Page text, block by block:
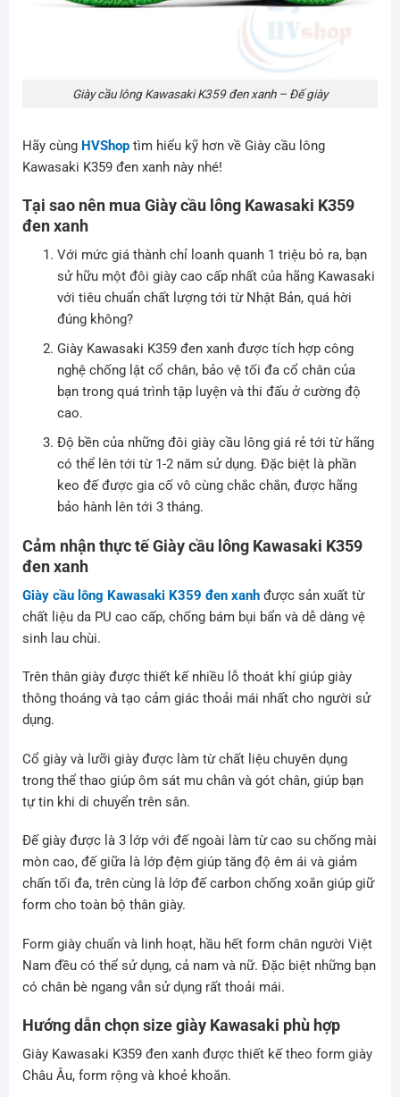
Giày cầu lông Kawasaki K359 đen xanh – Đế giày
Hãy cùng HVShoptìm hiểu kỹ hơn về Giày cầu lông
Kawasaki K359 đen xanh này nhé!
Tại sao nên mua Giày cầu lông Kawasaki K359
đen xanh
Với mức giá thành chỉ loanh quanh 1 triệu bỏ ra, bạn
sử hữu một đôi giày cao cấp nhất của hãng Kawasaki
với tiêu chuẩn chất lượng tới từ Nhật Bản, quá hời
đúng không?
Giày Kawasaki K359 đen xanh được tích hợp công
nghệ chống lật cổ chân, bảo vệ tối đa cổ chân của
bạn trong quá trình tập luyện và thi đấu ở cường độ
cao.
Độ bền của những đôi giày cầu lông giá rẻ tới từ hãng
có thể lên tới từ 1-2 năm sử dụng. Đặc biệt là phần
keo đế được gia cố vô cùng chắc chắn, được hãng
bảo hành lên tới 3 tháng.
Cảm nhận thực tế Giày cầu lông Kawasaki K359
đen xanh
Giày cầu lông Kawasaki K359 đen xanhđược sản xuất từ
chất liệu da PU cao cấp, chống bám bụi bẩn và dễ dàng vệ
sinh lau chùi.
Trên thân giày được thiết kế nhiều lỗ thoát khí giúp giày
thông thoáng và tạo cảm giác thoải mái nhất cho người sử
dụng.
Cổ giày và lưỡi giày được làm từ chất liệu chuyên dụng
trong thể thao giúp ôm sát mu chân và gót chân, giúp bạn
tự tin khi di chuyển trên sân.
Đế giày được là 3 lớp với đế ngoài làm từ cao su chống mài
mòn cao, đế giữa là lớp đệm giúp tăng độ êm ái và giảm
chấn tối đa, trên cùng là lớp đế carbon chống xoắn giúp giữ
form cho toàn bộ thân giày.
Form giày chuẩn và linh hoạt, hầu hết form chân người Việt
Nam đều có thể sử dụng, cả nam và nữ. Đặc biệt những bạn
có chân bè ngang vẫn sử dụng rất thoải mái.
Hướng dẫn chọn size giày Kawasaki phù hợp
Giày Kawasaki K359 đen xanh được thiết kế theo form giày
Châu Âu, form rộng và khoẻ khoắn.